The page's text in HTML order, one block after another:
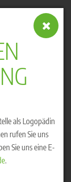
mit zwei Jahren
Late Talker“. Eine
Kinderarzt, HNO-
als Logopädin
rufen Sie uns
Sie uns eine E-
.